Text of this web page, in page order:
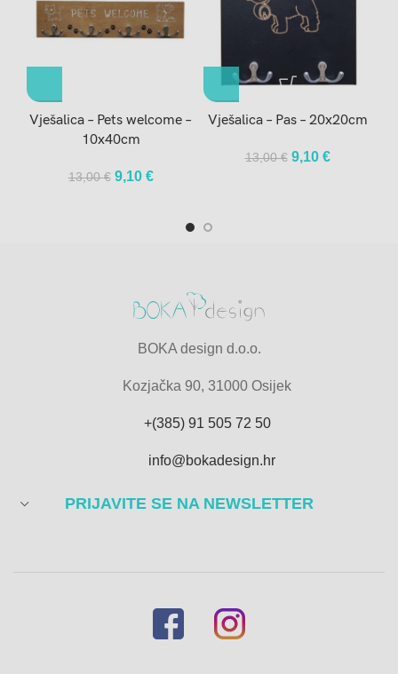
Vješalica – Pets welcome –
10x40cm
13,00€ Original
9,10 €Current
9,10 €.
Vješalica – Pas – 20x20cm
13,00€ Original
9,10 €Current
BOKA design d.o.o.
Kozjačka 90, 31000 Osijek
+(385) 91 505 72 50
info@bokadesign.hr
PRIJAVITE SE NA NEWSLETTER